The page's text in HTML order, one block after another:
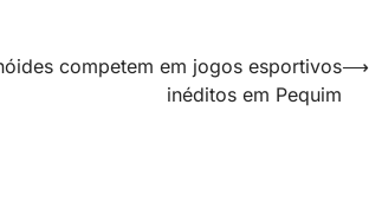
competem em jogos esportivos
inéditos em Pequim
⟶